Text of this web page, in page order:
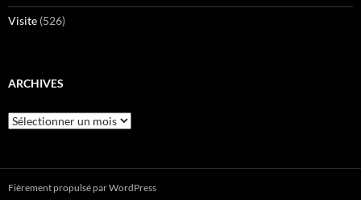
Visite (526)
ARCHIVES
Archives
Fièrement propulsé par WordPress